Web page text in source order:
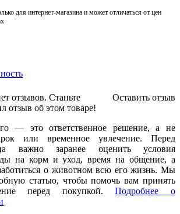
для интернет-магазина и может отличаться от цен
Оставить отзыв
отзывов. Станьте
отзыв об этом товаре!
— это ответственное решение, а не
или временное увлечение. Перед
важно заранее оценить условия
на корм и уход, время на общение, а
о животном всю его жизнь. Мы
статью, чтобы помочь вам принять
перед покупкой.Подробнее о